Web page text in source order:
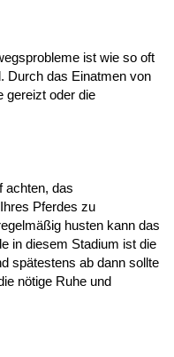
ist wie so oft
Durch das Einatmen von
gereizt oder die
achten, das
Pferdes zu
husten kann das
in diesem Stadium ist die
spätestens ab dann sollte
nötige Ruhe und